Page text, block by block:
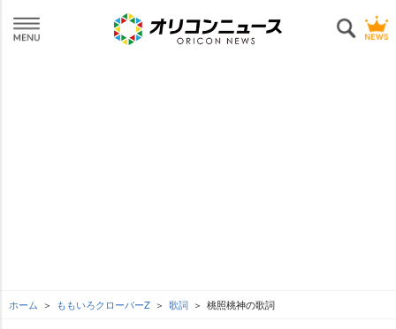
ホーム ももいろクローバーZ 歌詞 桃照桃神の歌詞